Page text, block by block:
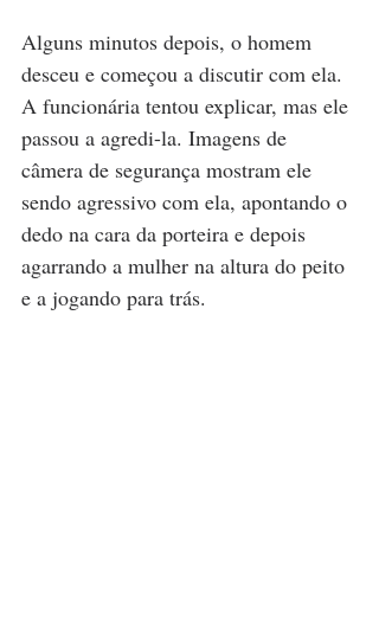
Alguns minutos depois, o homem
desceu e começou a discutir com ela.
A funcionária tentou explicar, mas ele
passou a agredi-la. Imagens de
câmera de segurança mostram ele
sendo agressivo com ela, apontando o
dedo na cara da porteira e depois
agarrando a mulher na altura do peito
e a jogando para trás.